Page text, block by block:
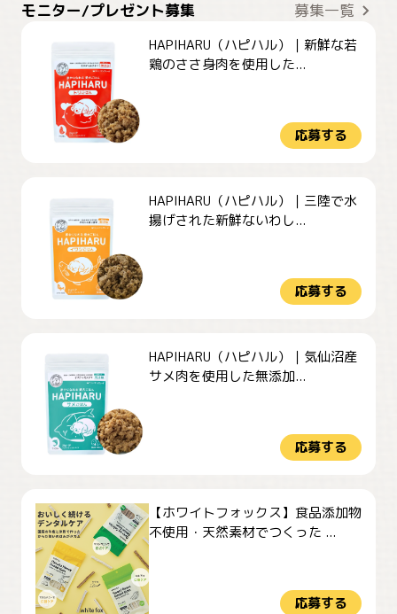
モニター/プレゼント募集 募集一覧
HAPIHARU（ハピハル）｜新鮮な若
鶏のささ身肉を使用した...
応募する
HAPIHARU（ハピハル）｜三陸で水
揚げされた新鮮ないわし...
応募する
HAPIHARU（ハピハル）｜気仙沼産
サメ肉を使用した無添加...
応募する
【ホワイトフォックス】食品添加物
不使用・天然素材でつくった ...
応募する